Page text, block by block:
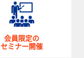
会員限定の
セミナー開催